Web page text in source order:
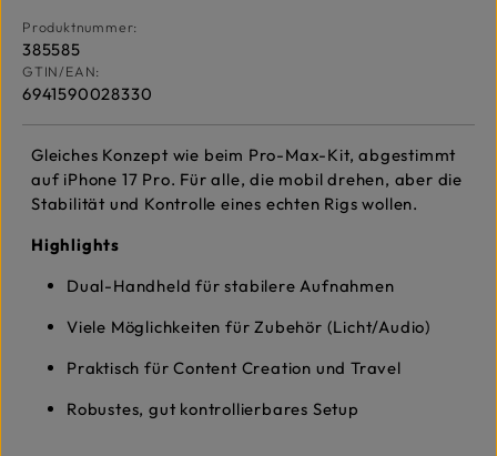
Produktnummer:
385585
GTIN/EAN:
6941590028330
Gleiches Konzept wie beim Pro-Max-Kit, abgestimmt
auf iPhone 17 Pro. Für alle, die mobil drehen, aber die
Stabilität und Kontrolle eines echten Rigs wollen.
Highlights
Dual-Handheld für stabilere Aufnahmen
Viele Möglichkeiten für Zubehör (Licht/Audio)
Praktisch für Content Creation und Travel
Robustes, gut kontrollierbares Setup